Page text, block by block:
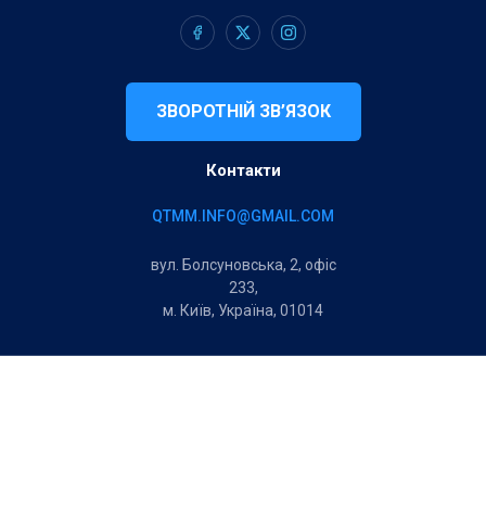
ЗВОРОТНІЙ ЗВ’ЯЗОК
Контакти
QTMM.INFO@GMAIL.COM
вул. Болсуновська, 2, офіс
233,
м. Київ, Україна, 01014